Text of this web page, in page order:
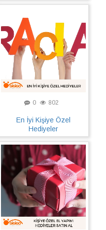
0 802
En İyi Kişiye Özel
Hediyeler